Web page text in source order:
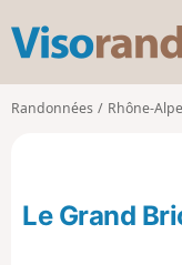
Randonnées Rhône-
Le Grand